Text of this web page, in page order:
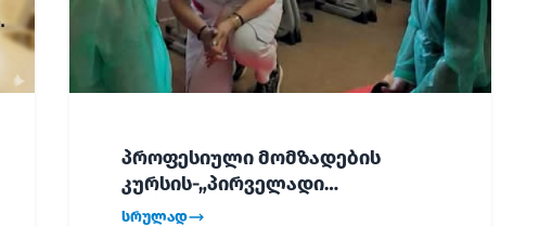
პროფესიული მომზადების
კურსის-„პირველადი
გადაუდებელი დახმარება“,
სრულად